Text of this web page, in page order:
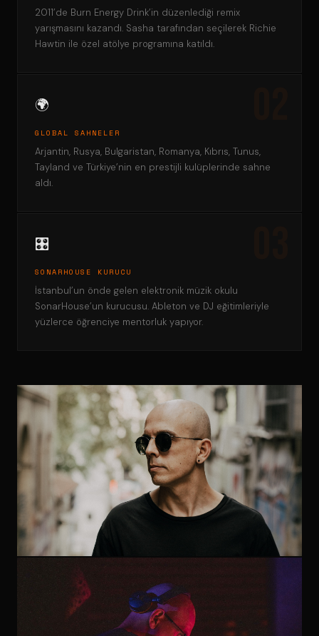
2011’de Burn Energy Drink’in düzenlediği remix
yarışmasını kazandı. Sasha tarafından seçilerek Richie
Hawtin ile özel atölye programına katıldı.
🌍
GLOBAL SAHNELER
Arjantin, Rusya, Bulgaristan, Romanya, Kıbrıs, Tunus,
Tayland ve Türkiye’nin en prestijli kulüplerinde sahne
aldı.
🎛️
SONARHOUSE KURUCU
İstanbul’un önde gelen elektronik müzik okulu
SonarHouse’un kurucusu. Ableton ve DJ eğitimleriyle
yüzlerce öğrenciye mentorluk yapıyor.